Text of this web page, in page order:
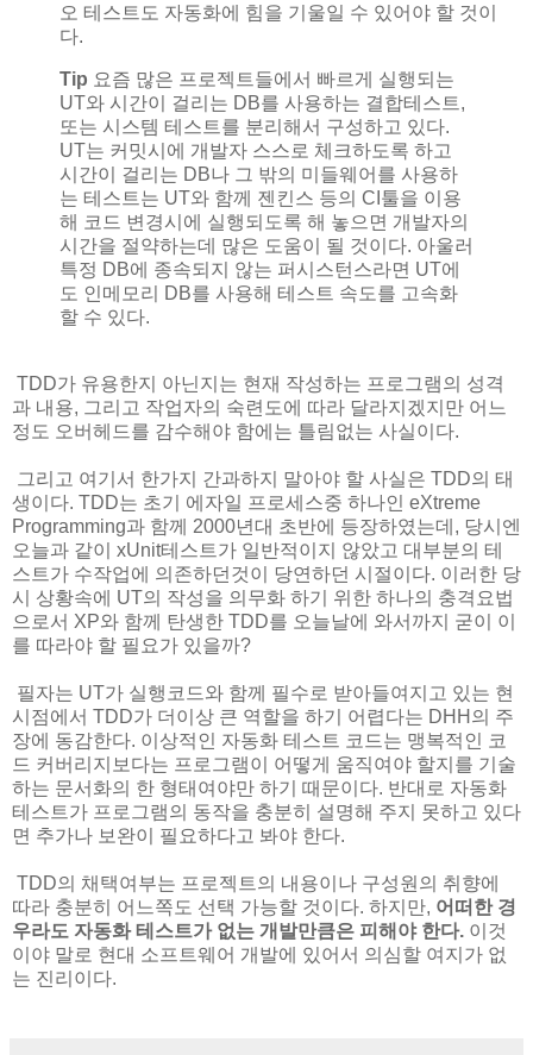
오 테스트도 자동화에 힘을 기울일 수 있어야 할 것이
다.
Tip 요즘 많은 프로젝트들에서 빠르게 실행되는
UT와 시간이 걸리는 DB를 사용하는 결합테스트,
또는 시스템 테스트를 분리해서 구성하고 있다.
UT는 커밋시에 개발자 스스로 체크하도록 하고
시간이 걸리는 DB나 그 밖의 미들웨어를 사용하
는 테스트는 UT와 함께 젠킨스 등의 CI툴을 이용
해 코드 변경시에 실행되도록 해 놓으면 개발자의
시간을 절약하는데 많은 도움이 될 것이다. 아울러
특정 DB에 종속되지 않는 퍼시스턴스라면 UT에
도 인메모리 DB를 사용해 테스트 속도를 고속화
할 수 있다.
TDD가 유용한지 아닌지는 현재 작성하는 프로그램의 성격
과 내용, 그리고 작업자의 숙련도에 따라 달라지겠지만 어느
정도 오버헤드를 감수해야 함에는 틀림없는 사실이다.
그리고 여기서 한가지 간과하지 말아야 할 사실은 TDD의 태
생이다. TDD는 초기 에자일 프로세스중 하나인 eXtreme
Programming과 함께 2000년대 초반에 등장하였는데, 당시엔
오늘과 같이 xUnit테스트가 일반적이지 않았고 대부분의 테
스트가 수작업에 의존하던것이 당연하던 시절이다. 이러한 당
시 상황속에 UT의 작성을 의무화 하기 위한 하나의 충격요법
으로서 XP와 함께 탄생한 TDD를 오늘날에 와서까지 굳이 이
를 따라야 할 필요가 있을까?
필자는 UT가 실행코드와 함께 필수로 받아들여지고 있는 현
시점에서 TDD가 더이상 큰 역할을 하기 어렵다는 DHH의 주
장에 동감한다. 이상적인 자동화 테스트 코드는 맹복적인 코
드 커버리지보다는 프로그램이 어떻게 움직여야 할지를 기술
하는 문서화의 한 형태여야만 하기 때문이다. 반대로 자동화
테스트가 프로그램의 동작을 충분히 설명해 주지 못하고 있다
면 추가나 보완이 필요하다고 봐야 한다.
TDD의 채택여부는 프로젝트의 내용이나 구성원의 취향에
따라 충분히 어느쪽도 선택 가능할 것이다. 하지만, 어떠한 경
우라도 자동화 테스트가 없는 개발만큼은 피해야 한다. 이것
이야 말로 현대 소프트웨어 개발에 있어서 의심할 여지가 없
는 진리이다.